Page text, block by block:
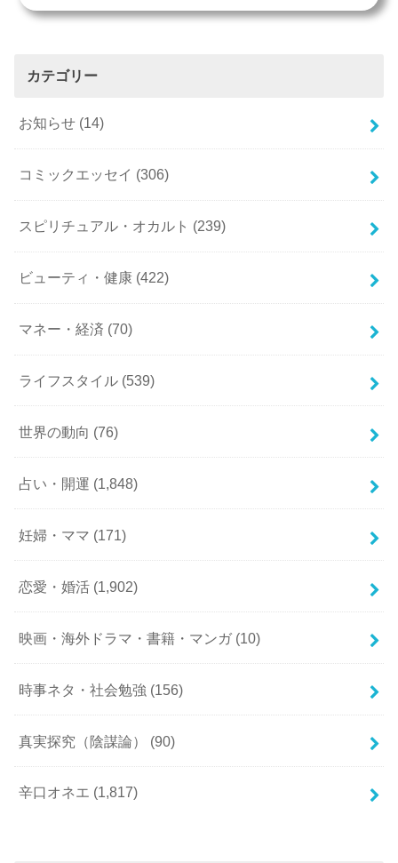
カテゴリー
お知らせ (14)
コミックエッセイ (306)
スピリチュアル・オカルト (239)
ビューティ・健康 (422)
マネー・経済 (70)
ライフスタイル (539)
世界の動向 (76)
占い・開運 (1,848)
妊婦・ママ (171)
恋愛・婚活 (1,902)
映画・海外ドラマ・書籍・マンガ (10)
時事ネタ・社会勉強 (156)
真実探究（陰謀論） (90)
辛口オネエ (1,817)